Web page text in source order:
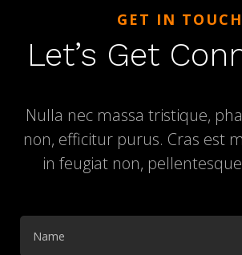
GET IN TOUCH
Let’s Get
Nulla nec massa tristique,
non, efficitur purus. Cras est
in feugiat non,